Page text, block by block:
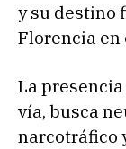
y su destino
Florencia en
La
vía, busca
narcotráfico